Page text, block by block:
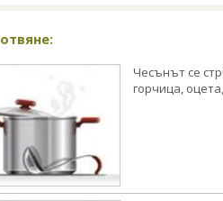
Чесънът се
горчица,